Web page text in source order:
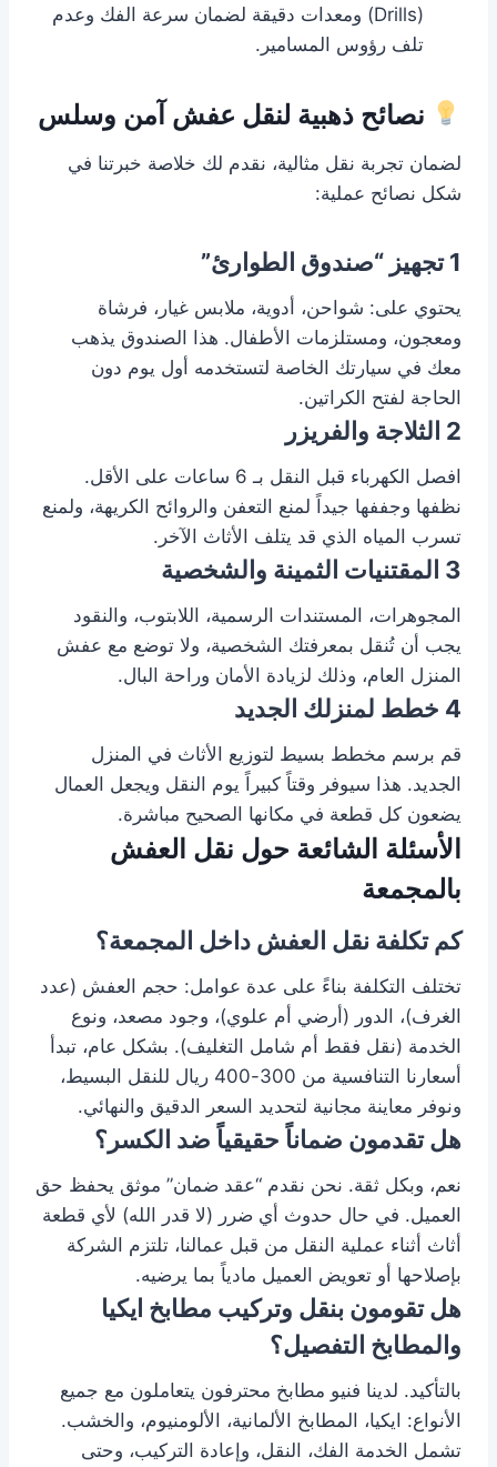
(Drills) ومعدات دقيقة لضمان سرعة الفك وعدم
تلف رؤوس المسامير.
نصائح ذهبية لنقل عفش آمن وسلس
لضمان تجربة نقل مثالية، نقدم لك خلاصة خبرتنا في
شكل نصائح عملية:
1تجهيز “صندوق الطوارئ”
يحتوي على: شواحن، أدوية، ملابس غيار، فرشاة
ومعجون، ومستلزمات الأطفال. هذا الصندوق يذهب
معك في سيارتك الخاصة لتستخدمه أول يوم دون
الحاجة لفتح الكراتين.
2 الثلاجة والفريزر
افصل الكهرباء قبل النقل بـ 6 ساعات على الأقل.
نظفها وجففها جيداً لمنع التعفن والروائح الكريهة، ولمنع
تسرب المياه الذي قد يتلف الأثاث الآخر.
3 المقتنيات الثمينة والشخصية
المجوهرات، المستندات الرسمية، اللابتوب، والنقود
يجب أن تُنقل بمعرفتك الشخصية، ولا توضع مع عفش
المنزل العام، وذلك لزيادة الأمان وراحة البال.
4 خطط لمنزلك الجديد
قم برسم مخطط بسيط لتوزيع الأثاث في المنزل
الجديد. هذا سيوفر وقتاً كبيراً يوم النقل ويجعل العمال
يضعون كل قطعة في مكانها الصحيح مباشرة.
الأسئلة الشائعة حول نقل العفش
بالمجمعة
كم تكلفة نقل العفش داخل المجمعة؟
تختلف التكلفة بناءً على عدة عوامل: حجم العفش (عدد
الغرف)، الدور (أرضي أم علوي)، وجود مصعد، ونوع
الخدمة (نقل فقط أم شامل التغليف). بشكل عام، تبدأ
أسعارنا التنافسية من 300-400 ريال للنقل البسيط،
ونوفر معاينة مجانية لتحديد السعر الدقيق والنهائي.
هل تقدمون ضماناً حقيقياً ضد الكسر؟
نعم، وبكل ثقة. نحن نقدم “عقد ضمان” موثق يحفظ حق
العميل. في حال حدوث أي ضرر (لا قدر الله) لأي قطعة
أثاث أثناء عملية النقل من قبل عمالنا، تلتزم الشركة
بإصلاحها أو تعويض العميل مادياً بما يرضيه.
هل تقومون بنقل وتركيب مطابخ ايكيا
والمطابخ التفصيل؟
بالتأكيد. لدينا فنيو مطابخ محترفون يتعاملون مع جميع
الأنواع: ايكيا، المطابخ الألمانية، الألومنيوم، والخشب.
تشمل الخدمة الفك، النقل، وإعادة التركيب، وحتى